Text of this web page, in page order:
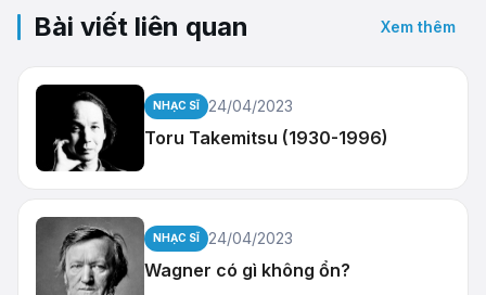
Bài viết liên quan Xem thêm
NHẠC SĨ 24/04/2023
Toru Takemitsu (1930-1996)
NHẠC SĨ 24/04/2023
Wagner có gì không ổn?